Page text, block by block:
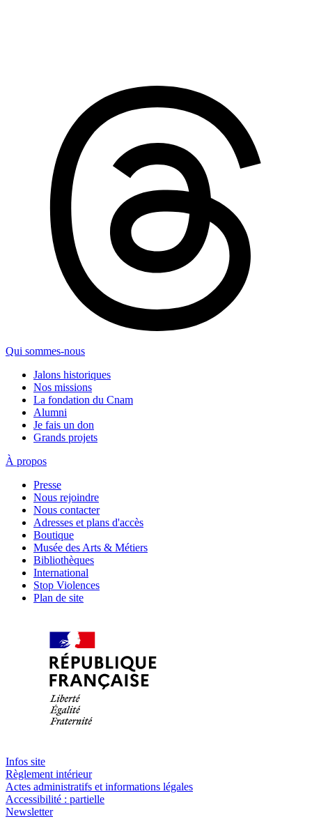
Qui sommes-nous
Jalons historiques
Nos missions
La fondation du Cnam
Alumni
Je fais un don
Grands projets
À propos
Presse
Nous rejoindre
Nous contacter
Adresses et plans d'accès
Boutique
Musée des Arts & Métiers
Bibliothèques
International
Stop Violences
Plan de site
Infos site
Règlement intérieur
Actes administratifs et informations légales
Accessibilité : partielle
Newsletter